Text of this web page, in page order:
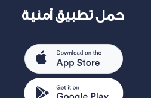
حمل تطبيق أمنية